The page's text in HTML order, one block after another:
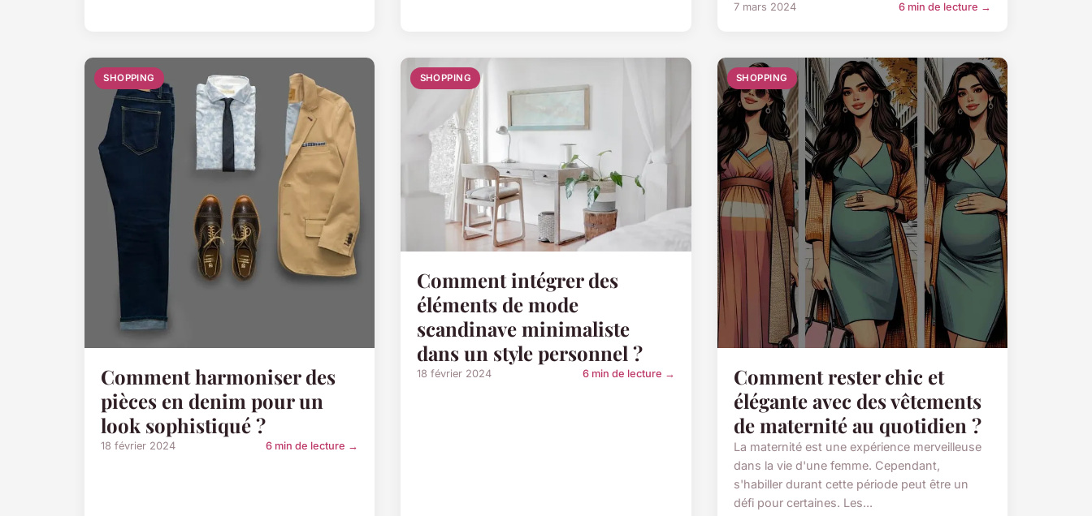
7 mars 2024 6 min de lecture →
SHOPPING
Comment harmoniser des
pièces en denim pour un
look sophistiqué ?
18 février 2024 6 min de lecture →
SHOPPING
Comment intégrer des
éléments de mode
scandinave minimaliste
dans un style personnel ?
18 février 2024 6 min de lecture →
SHOPPING
Comment rester chic et
élégante avec des vêtements
de maternité au quotidien ?
La maternité est une expérience merveilleuse
dans la vie d'une femme. Cependant,
s'habiller durant cette période peut être un
défi pour certaines. Les...